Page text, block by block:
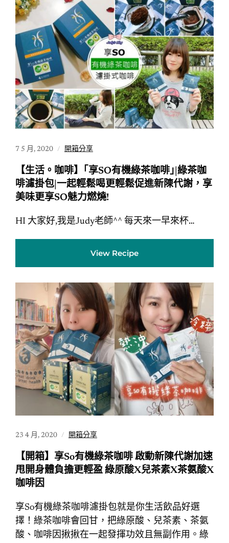
7 5 月, 2020 開箱分享
【生活。咖啡】｢享SO有機綠茶咖啡｣|綠茶咖
啡濾掛包|一起輕鬆喝更輕鬆促進新陳代謝，享
美味更享SO魅力燃燒!
HI 大家好,我是Judy老師^^ 每天來一早來杯…
View Recipe
23 4 月, 2020 開箱分享
【開箱】享So有機綠茶咖啡 啟動新陳代謝加速
甩開身體負擔更輕盈 綠原酸X兒茶素X茶氨酸X
咖啡因
享So有機綠茶咖啡濾掛包就是你生活飲品好選
擇！綠茶咖啡會回甘，把綠原酸、兒茶素、茶氨
酸、咖啡因揪揪在一起發揮功效且無副作用。綠